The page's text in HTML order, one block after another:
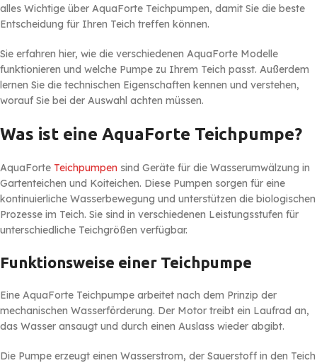
alles Wichtige über AquaForte Teichpumpen, damit Sie die beste
Entscheidung für Ihren Teich treffen können.
Sie erfahren hier, wie die verschiedenen AquaForte Modelle
funktionieren und welche Pumpe zu Ihrem Teich passt. Außerdem
lernen Sie die technischen Eigenschaften kennen und verstehen,
worauf Sie bei der Auswahl achten müssen.
Was ist eine AquaForte Teichpumpe?
AquaForte Teichpumpen sind Geräte für die Wasserumwälzung in
Gartenteichen und Koiteichen. Diese Pumpen sorgen für eine
kontinuierliche Wasserbewegung und unterstützen die biologischen
Prozesse im Teich. Sie sind in verschiedenen Leistungsstufen für
unterschiedliche Teichgrößen verfügbar.
Funktionsweise einer Teichpumpe
Eine AquaForte Teichpumpe arbeitet nach dem Prinzip der
mechanischen Wasserförderung. Der Motor treibt ein Laufrad an,
das Wasser ansaugt und durch einen Auslass wieder abgibt.
Die Pumpe erzeugt einen Wasserstrom, der Sauerstoff in den Teich